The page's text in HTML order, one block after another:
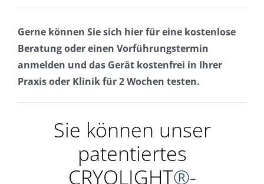
Gerne können Sie sich hier für eine kostenlose
Beratung oder einen Vorführungstermin
anmelden und das Gerät kostenfrei in Ihrer
Praxis oder Klinik für 2 Wochen testen.
Sie können unser
patentiertes
CRYOLIGHT®-